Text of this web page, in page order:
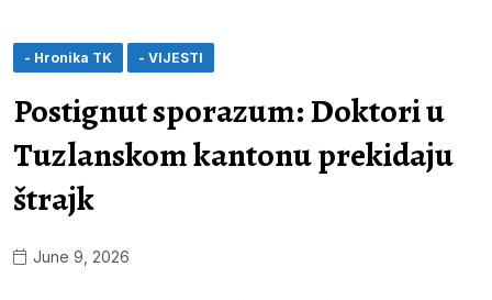
- Hronika TK - VIJESTI
Postignut sporazum: Doktori u
Tuzlanskom kantonu prekidaju
štrajk
June 9, 2026